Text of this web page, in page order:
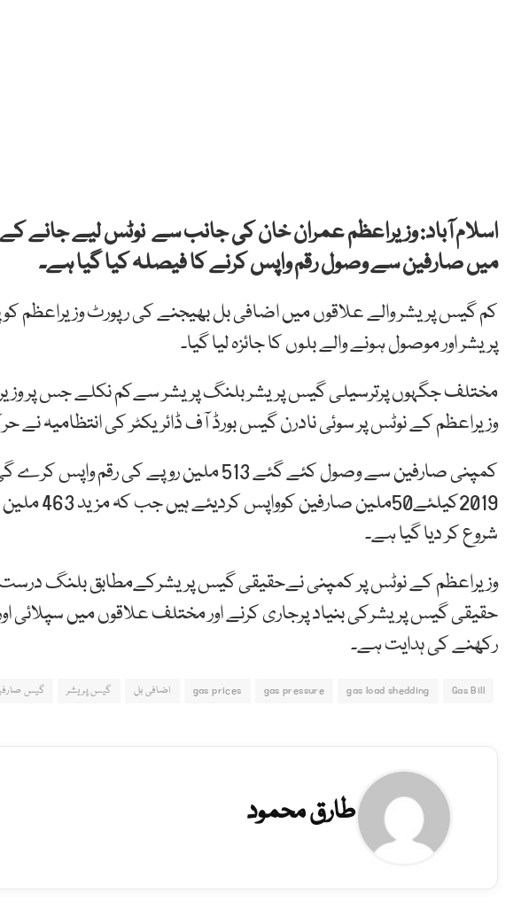
اسلام آباد: وزیراعظم عمران خان کی جانب سے نوٹس لیے جانے
میں صارفین سے وصول رقم واپس کرنے کا فیصلہ کیا گیا ہے۔
کم گیس پریشر والے علاقوں میں اضافی بل بھیجنے کی رپورٹ
پریشر اور موصول ہونے والے بلوں کا جائزہ لیا گیا۔
مختلف جگہوں پرترسیلی گیس پریشر بلنگ پریشر سےکم نکلے جس پر
وزیراعظم کے نوٹس پر سوئی نادرن گیس بورڈ آف ڈائریکٹر کی انتظامیہ نے
کمپنی صارفین سے وصول کئے گئے 513 ملین روپے
شروع کر دیا گیا ہے۔
وزیراعظم کے نوٹس پر کمپنی نےحقیقی گیس پریشرکےمطابق بلنگ درست
حقیقی گیس پریشرکی بنیاد پرجاری کرنے اور مختلف علاقوں میں سپلائی
رکھنے کی ہدایت ہے۔
Gas Bill
gas load shedding
gas pressure
gas prices اضافی بل گیس پریشر گیس
طارق محمود